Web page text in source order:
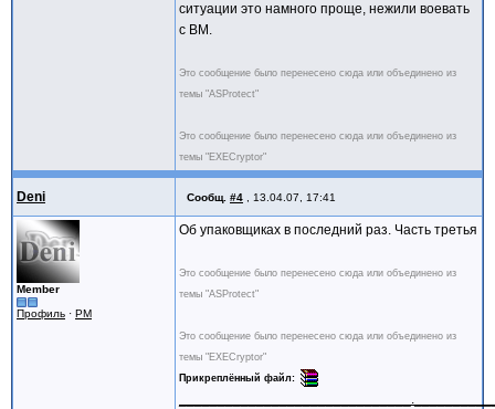
ситуации это намного проще, нежили воевать
с ВМ.
Это сообщение было перенесено сюда или объединено из
темы "ASProtect"
Это сообщение было перенесено сюда или объединено из
темы "EXECryptor"
Deni Сообщ. #4 , 13.04.07, 17:41
Member
Профиль · PM
Об упаковщиках в последний раз. Часть третья
Это сообщение было перенесено сюда или объединено из
темы "ASProtect"
Это сообщение было перенесено сюда или объединено из
темы "EXECryptor"
Прикреплённый файл